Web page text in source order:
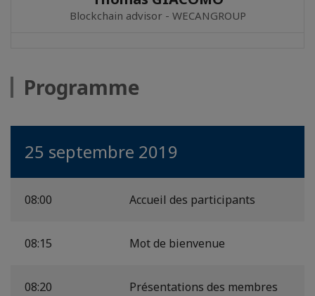
Blockchain advisor - WECANGROUP
Programme
25 septembre 2019
08:00 Accueil des participants
08:15 Mot de bienvenue
08:20 Présentations des membres